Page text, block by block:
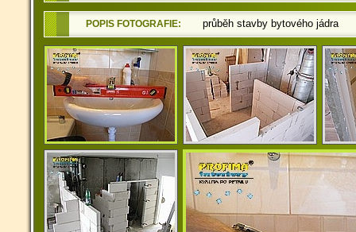
POPIS FOTOGRAFIE: průběh stavby bytového jádra